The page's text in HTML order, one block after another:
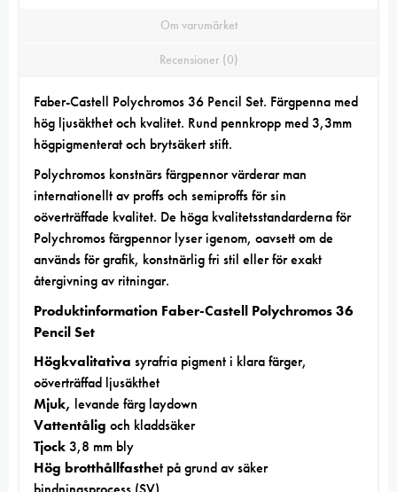
Om varumärket
Recensioner (0)
Faber-Castell Polychromos 36 Pencil Set. Färgpenna med
hög ljusäkthet och kvalitet. Rund pennkropp med 3,3mm
högpigmenterat och brytsäkert stift.
Polychromos konstnärs färgpennor värderar man
internationellt av proffs och semiproffs för sin
oöverträffade kvalitet. De höga kvalitetsstandarderna för
Polychromos färgpennor lyser igenom, oavsett om de
används för grafik, konstnärlig fri stil eller för exakt
återgivning av ritningar.
Produktinformation Faber-Castell Polychromos 36
Pencil Set
Högkvalitativa syrafria pigment i klara färger,
oöverträffad ljusäkthet
Mjuk, levande färg laydown
Vattentålig och kladdsäker
Tjock3,8 mm bly
Hög brotthållfasthet på grund av säker